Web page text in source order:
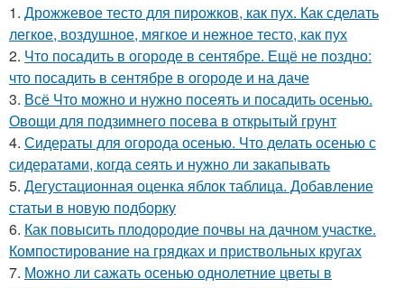
1. Дрожжевое тесто для пирожков, как пух. Как сделать
легкое, воздушное, мягкое и нежное тесто, как пух
2. Что посадить в огороде в сентябре. Ещё не поздно:
что посадить в сентябре в огороде и на даче
3. Всё Что можно и нужно посеять и посадить осенью.
Овощи для подзимнего посева в открытый грунт
4. Сидераты для огорода осенью. Что делать осенью с
сидератами, когда сеять и нужно ли закапывать
5. Дегустационная оценка яблок таблица. Добавление
статьи в новую подборку
6. Как повысить плодородие почвы на дачном участке.
Компостирование на грядках и приствольных кругах
7. Можно ли сажать осенью однолетние цветы в